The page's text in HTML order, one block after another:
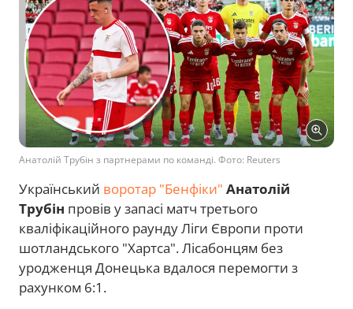
Анатолій Трубін з партнерами по команді. Фото: Reuters
Український воротар "Бенфіки" Анатолій
Трубін провів у запасі матч третього
кваліфікаційного раунду Ліги Європи проти
шотландського "Хартса". Лісабонцям без
уродженця Донецька вдалося перемогти з
рахунком 6:1.